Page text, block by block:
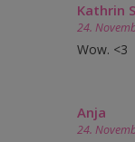
Kathrin
24.
Wow. <3
Anja
24.